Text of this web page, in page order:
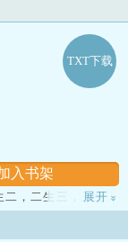
入书架
TXT下载
，二生三，三生万
” “气归丹田，上合
当我的剑滴着血，
展开 »